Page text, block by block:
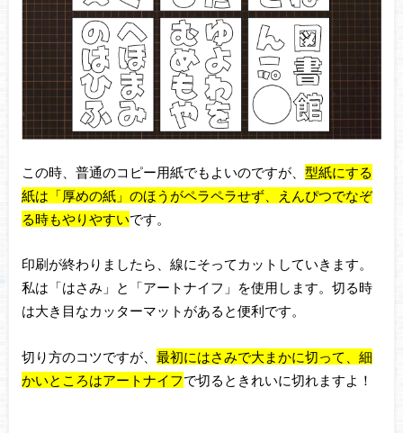
この時、普通のコピー用紙でもよいのですが、 型紙にする
紙は「厚めの紙」のほうがペラペラせず、えんぴつでなぞ
る時もやりやすいです。
印刷が終わりましたら、線にそってカットしていきます。
私は「はさみ」と「アートナイフ」を使用します。切る時
は大き目なカッターマットがあると便利です。
切り方のコツですが、 最初にはさみで大まかに切って、細
かいところはアートナイフで切るときれいに切れますよ！